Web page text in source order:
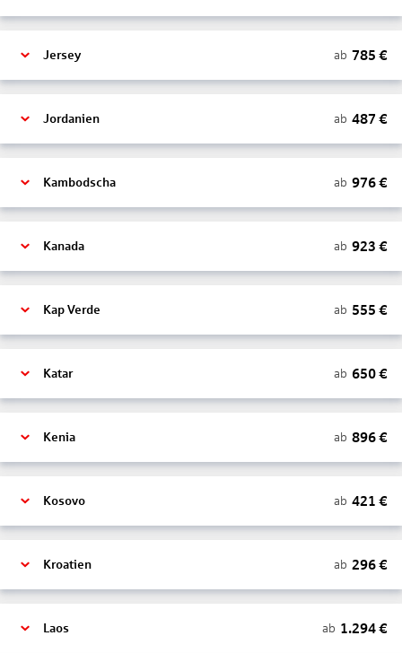
Jersey ab 785 €
Jordanien ab 487 €
Kambodscha ab 976€
Kanada ab 923 €
Kap Verde ab 555 €
Katar ab 650€
Kenia ab 896€
Kosovo ab 421 €
Kroatien ab 296€
Laos ab 1.294€